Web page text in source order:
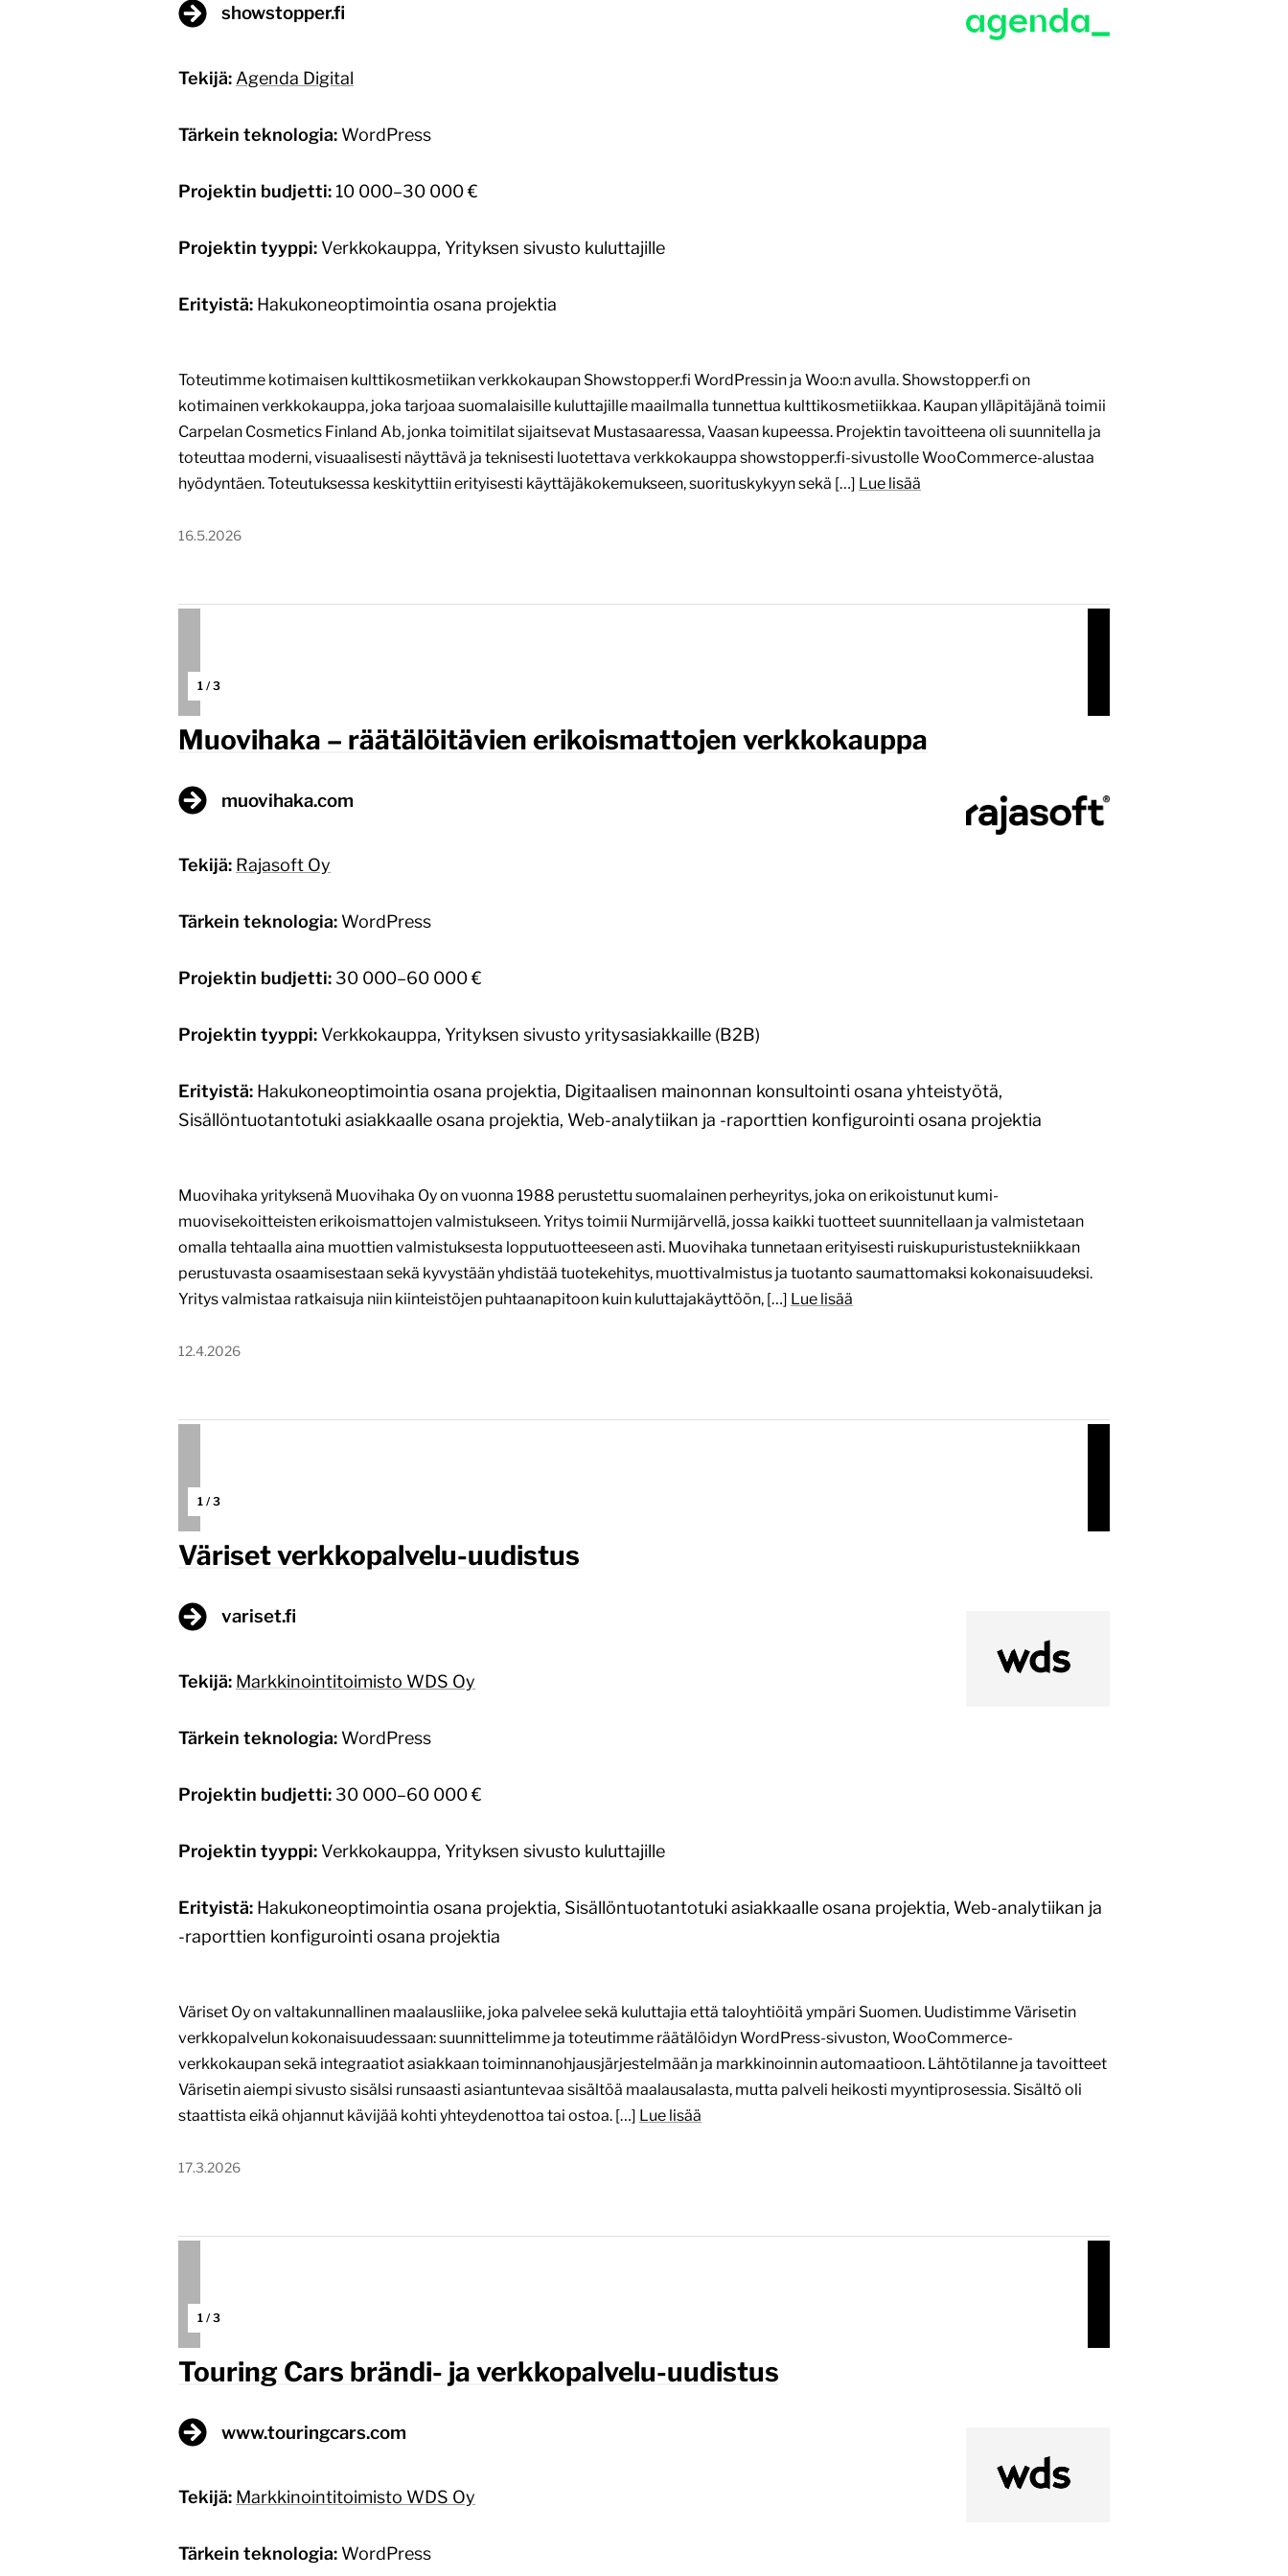
showstopper.fi
Tekijä: Agenda Digital
Tärkein teknologia: WordPress
Projektin budjetti:10 000–30 000 €
Projektin tyyppi: Verkkokauppa, Yrityksen sivusto kuluttajille
Erityistä: Hakukoneoptimointia osana projektia
Toteutimme kotimaisen kulttikosmetiikan verkkokaupan Showstopper.fi WordPressin ja Woo:n avulla. Showstopper.fi on
kotimainen verkkokauppa, joka tarjoaa suomalaisille kuluttajille maailmalla tunnettua kulttikosmetiikkaa. Kaupan ylläpitäjänä toimii
Carpelan Cosmetics Finland Ab, jonka toimitilat sijaitsevat Mustasaaressa, Vaasan kupeessa. Projektin tavoitteena oli suunnitella ja
toteuttaa moderni, visuaalisesti näyttävä ja teknisesti luotettava verkkokauppa showstopper.fi-sivustolle WooCommerce-alustaa
hyödyntäen. Toteutuksessa keskityttiin erityisesti käyttäjäkokemukseen, suorituskykyyn sekä […] Lue lisää
16.5.2026
1 / 3
Muovihaka – räätälöitävien erikoismattojen verkkokauppa
muovihaka.com
Tekijä: Rajasoft Oy
Tärkein teknologia: WordPress
Projektin budjetti: 30 000–60 000 €
Projektin tyyppi: Verkkokauppa, Yrityksen sivusto yritysasiakkaille (B2B)
Erityistä: Hakukoneoptimointia osana projektia, Digitaalisen mainonnan konsultointi osana yhteistyötä,
Sisällöntuotantotuki asiakkaalle osana projektia, Web-analytiikan ja -raporttien konfigurointi osana projektia
Muovihaka yrityksenä Muovihaka Oy on vuonna 1988 perustettu suomalainen perheyritys, joka on erikoistunut kumi-
muovisekoitteisten erikoismattojen valmistukseen. Yritys toimii Nurmijärvellä, jossa kaikki tuotteet suunnitellaan ja valmistetaan
omalla tehtaalla aina muottien valmistuksesta lopputuotteeseen asti. Muovihaka tunnetaan erityisesti ruiskupuristustekniikkaan
perustuvasta osaamisestaan sekä kyvystään yhdistää tuotekehitys, muottivalmistus ja tuotanto saumattomaksi kokonaisuudeksi.
Yritys valmistaa ratkaisuja niin kiinteistöjen puhtaanapitoon kuin kuluttajakäyttöön, […] Lue lisää
12.4.2026
1 / 3
Väriset verkkopalvelu-uudistus
variset.fi
Tekijä: Markkinointitoimisto WDS Oy
Tärkein teknologia: WordPress
Projektin budjetti: 30 000–60 000 €
Projektin tyyppi: Verkkokauppa, Yrityksen sivusto kuluttajille
Erityistä: Hakukoneoptimointia osana projektia, Sisällöntuotantotuki asiakkaalle osana projektia, Web-analytiikan ja
-raporttien konfigurointi osana projektia
Väriset Oy on valtakunnallinen maalausliike, joka palvelee sekä kuluttajia että taloyhtiöitä ympäri Suomen. Uudistimme Värisetin
verkkopalvelun kokonaisuudessaan: suunnittelimme ja toteutimme räätälöidyn WordPress-sivuston, WooCommerce-
verkkokaupan sekä integraatiot asiakkaan toiminnanohjausjärjestelmään ja markkinoinnin automaatioon. Lähtötilanne ja tavoitteet
Värisetin aiempi sivusto sisälsi runsaasti asiantuntevaa sisältöä maalausalasta, mutta palveli heikosti myyntiprosessia. Sisältö oli
staattista eikä ohjannut kävijää kohti yhteydenottoa tai ostoa. […] Lue lisää
17.3.2026
1 / 3
Touring Cars brändi- ja verkkopalvelu-uudistus
www.touringcars.com
Tekijä: Markkinointitoimisto WDS Oy
Tärkein teknologia: WordPress